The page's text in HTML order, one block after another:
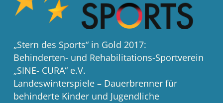
„Stern des Sports“ in Gold 2017:
Behinderten- und Rehabilitations-Sportverein
„SINE- CURA“ e.V.
Landeswinterspiele – Dauerbrenner für
behinderte Kinder und Jugendliche